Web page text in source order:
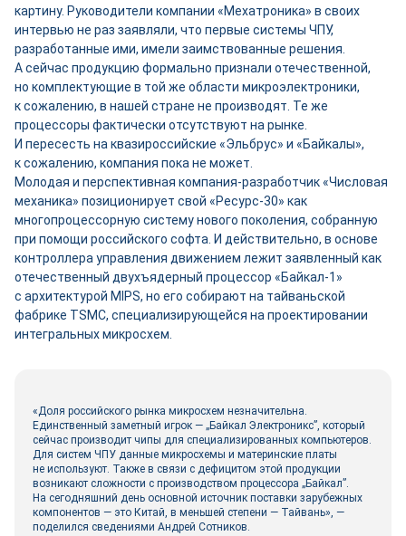
картину. Руководители компании «Мехатроника» в своих
интервью не раз заявляли, что первые системы ЧПУ,
разработанные ими, имели заимствованные решения.
А сейчас продукцию формально признали отечественной,
но комплектующие в той же области микроэлектроники,
к сожалению, в нашей стране не производят. Те же
процессоры фактически отсутствуют на рынке.
И пересесть на квазироссийские «Эльбрус» и «Байкалы»,
к сожалению, компания пока не может.
Молодая и перспективная компания-­разработчик «Числовая
механика» позиционирует свой «Ресурс‑30» как
многопроцессорную систему нового поколения, собранную
при помощи российского софта. И действительно, в основе
контроллера управления движением лежит заявленный как
отечественный двухъядерный процессор «Байкал‑1»
с архитектурой MIPS, но его собирают на тайваньской
фабрике TSMC, специализирующейся на проектировании
интегральных микросхем.
«Доля российского рынка микросхем незначительна.
Единственный заметный игрок — „Байкал Электроникс”, который
сейчас производит чипы для специализированных компьютеров.
Для систем ЧПУ данные микросхемы и материнские платы
не используют. Также в связи с дефицитом этой продукции
возникают сложности с производством процессора „Байкал”.
На сегодняшний день основной источник поставки зарубежных
компонентов — это Китай, в меньшей степени — Тайвань», —
поделился сведениями Андрей Сотников.